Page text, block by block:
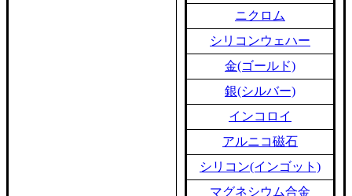
ニクロム
シリコンウェハー
金(ゴールド)
銀(シルバー)
インコロイ
アルニコ磁石
シリコン(インゴット)
マグネシウム合金